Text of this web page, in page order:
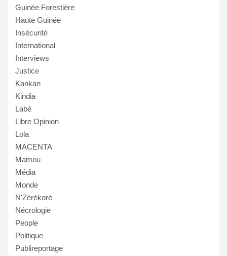
Guinée Forestière
Haute Guinée
Insécurité
International
Interviews
Justice
Kankan
Kindia
Labé
Libre Opinion
Lola
MACENTA
Mamou
Média
Monde
N'Zérékoré
Nécrologie
People
Politique
Publireportage